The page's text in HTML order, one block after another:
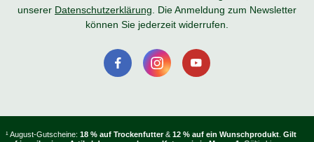
unserer Datenschutzerklärung . Die Anmeldung zum Newsletter
können Sie jederzeit widerrufen.
¹ August-Gutscheine: 18 % auf Trockenfutter & 12 % auf ein Wunschprodukt Gilt